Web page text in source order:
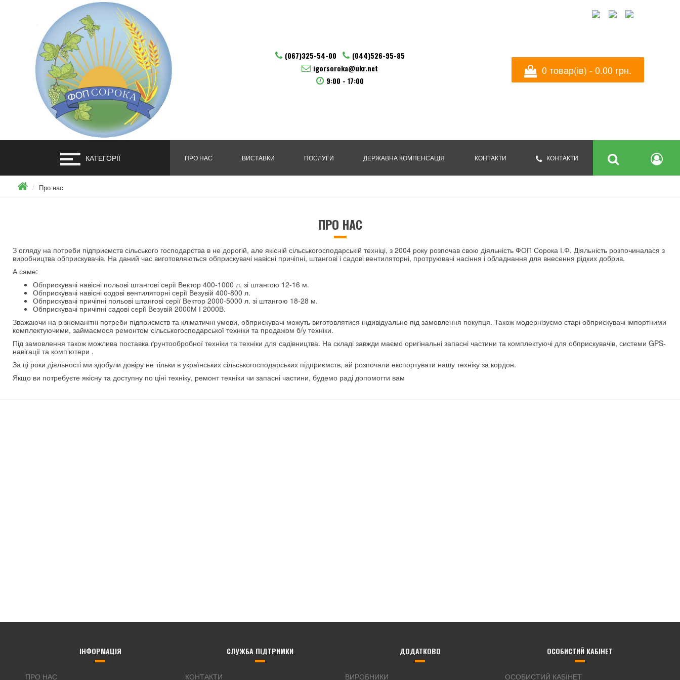
(067)325-54-00
(044)526-95-85
igorsoroka@ukr.net
9:00 - 17:00
0 товар(ів) - ‎0.00 грн.
КАТЕГОРІЇ ПРО НАС ВИСТАВКИ ПОСЛУГИ ДЕРЖАВНА КОМПЕНСАЦІЯ КОНТАКТИ КОНТАКТИ
Про нас
ПРО НАС
З огляду на потреби підприємств сільського господарства в не дорогій, але якісній сільськогосподарській техніці, з 2004 року розпочав свою діяльність ФОП Сорока І.Ф. Діяльність розпочиналася з
виробництва обприскувачів. На даний час виготовляються обприскувачі навісні причіпні, штангові і садові вентиляторні, протруювачі насіння і обладнання для внесення рідких добрив.
А саме:
Обприскувачі навісні польові штангові серії Вектор 400-1000 л. зі штангою 12-16 м.
Обприскувачі навісні содові вентиляторні серії Везувій 400-800 л.
Обприскувачі причіпні польові штангові серії Вектор 2000-5000 л. зі штангою 18-28 м.
Обприскувачі причіпні садові серії Везувій 2000М І 2000В.
Зважаючи на різноманітні потреби підприємств та кліматичні умови, обприскувачі можуть виготовлятися індивідуально під замовлення покупця. Також модернізуємо старі обприскувачі імпортними
комплектуючими, займаємося ремонтом сільськогосподарської техніки та продажом б/у техніки.
Під замовлення також можлива поставка ґрунтообробної техніки та техніки для садівництва. На складі завжди маємо оригінальні запасні частини та комплектуючі для обприскувачів, системи GPS-
навігації та комп’ютери .
За ці роки діяльності ми здобули довіру не тільки в українських сільськогосподарських підприємств, ай розпочали експортувати нашу техніку за кордон.
Якщо ви потребуєте якісну та доступну по ціні техніку, ремонт техніки чи запасні частини, будемо раді допомогти вам
ІНФОРМАЦІЯ
ПРО НАС
СЛУЖБА ПІДТРИМКИ
КОНТАКТИ
ДОДАТКОВО
ВИРОБНИКИ
ОСОБИСТИЙ КАБІНЕТ
ОСОБИСТИЙ КАБІНЕТ